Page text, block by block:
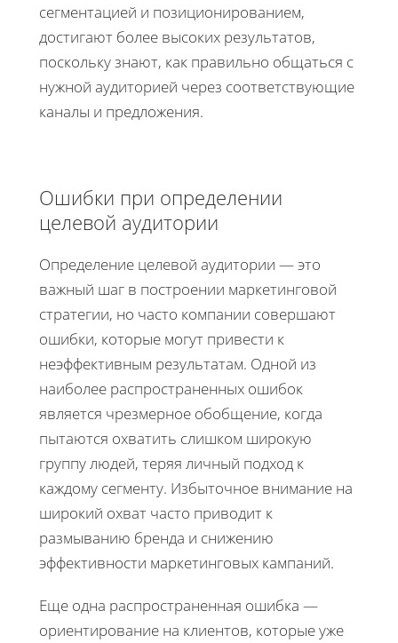
сегментацией и позиционированием,
достигают более высоких результатов,
поскольку знают, как правильно общаться с
нужной аудиторией через соответствующие
каналы и предложения.
Ошибки при определении
целевой аудитории
Определение целевой аудитории — это
важный шаг в построении маркетинговой
стратегии, но часто компании совершают
ошибки, которые могут привести к
неэффективным результатам. Одной из
наиболее распространенных ошибок
является чрезмерное обобщение, когда
пытаются охватить слишком широкую
группу людей, теряя личный подход к
каждому сегменту. Избыточное внимание на
широкий охват часто приводит к
размыванию бренда и снижению
эффективности маркетинговых кампаний.
Еще одна распространенная ошибка —
ориентирование на клиентов, которые уже